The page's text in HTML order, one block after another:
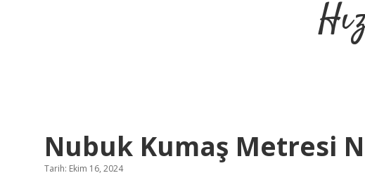
Nubuk Kumaş Metresi
Tarih: Ekim 16, 2024